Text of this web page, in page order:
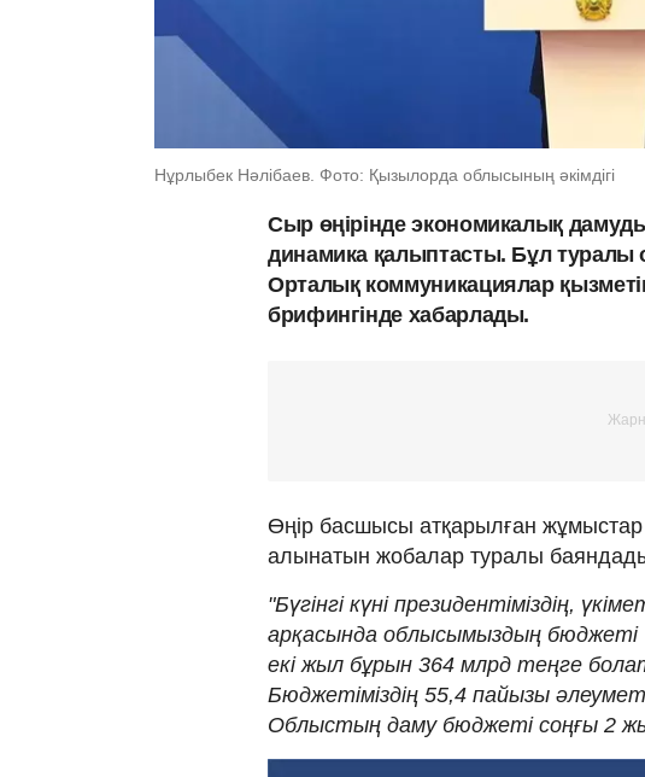
Нұрлыбек Нәлібаев. Фото: Қызылорда облысының әкімдігі
Сыр өңірінде экономикалық
динамика қалыптасты. Бұл туралы
Орталық коммуникациялар
брифингінде хабарлады.
Өңір басшысы атқарылған
алынатын жобалар туралы
"Бүгінгі күні президентіміздің,
арқасында облысымыздың
екі жыл бұрын 364 млрд теңге
Бюджетіміздің 55,4 пайызы
Облыстың даму бюджеті соңғы 2